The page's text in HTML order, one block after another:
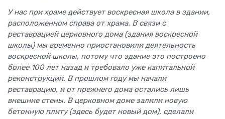
У нас при храме действует воскресная школа в здании,
расположенном справа от храма. В связи с
реставрацией церковного дома (здания воскресной
школы) мы временно приостановили деятельность
воскресной школы, потому что здание это построено
более 100 лет назад и требовало уже капитальной
реконструкции. В прошлом году мы начали
реставрацию, и от прежнего дома остались лишь
внешние стены. В церковном доме залили новую
бетонную плиту (здесь будет новый дом), сделали